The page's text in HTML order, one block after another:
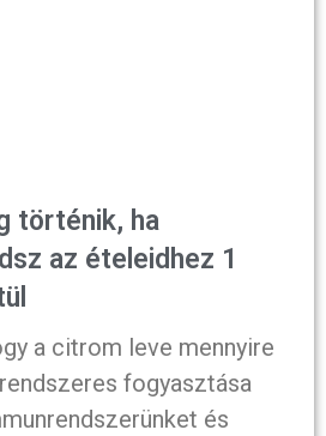
történik, ha
az ételeidhez 1
a citrom leve mennyire
fogyasztása
és